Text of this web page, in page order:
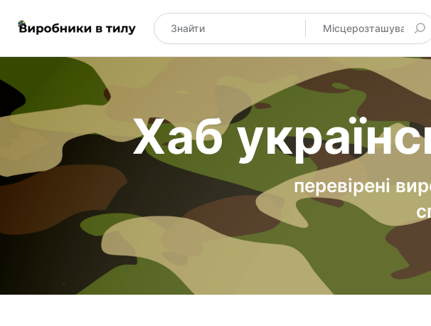
Хаб
перевірені